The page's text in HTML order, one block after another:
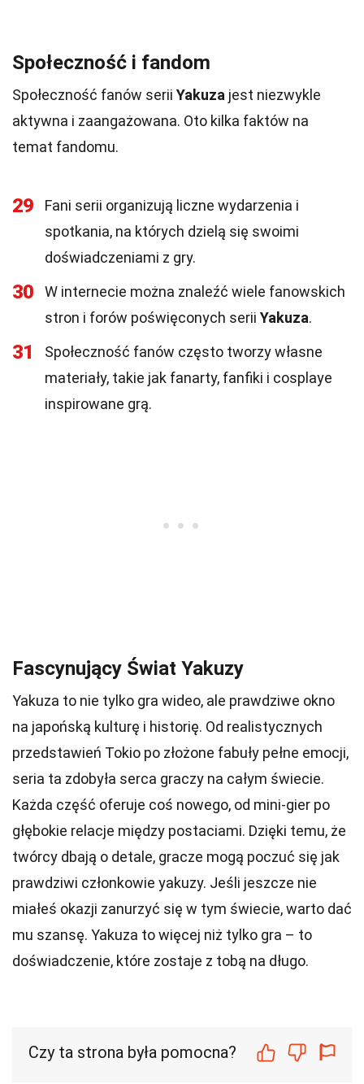
Społeczność i fandom
Społeczność fanów serii Yakuza jest niezwykle
aktywna i zaangażowana. Oto kilka faktów na
temat fandomu.
29
Fani serii organizują liczne wydarzenia i
spotkania, na których dzielą się swoimi
doświadczeniami z gry.
30
W internecie można znaleźć wiele fanowskich
stron i forów poświęconych serii Yakuza.
31
Społeczność fanów często tworzy własne
materiały, takie jak fanarty, fanfiki i cosplaye
inspirowane grą.
Fascynujący Świat Yakuzy
Yakuza to nie tylko gra wideo, ale prawdziwe okno
na japońską kulturę i historię. Od realistycznych
przedstawień Tokio po złożone fabuły pełne emocji,
seria ta zdobyła serca graczy na całym świecie.
Każda część oferuje coś nowego, od mini-gier po
głębokie relacje między postaciami. Dzięki temu, że
twórcy dbają o detale, gracze mogą poczuć się jak
prawdziwi członkowie yakuzy. Jeśli jeszcze nie
miałeś okazji zanurzyć się w tym świecie, warto dać
mu szansę. Yakuza to więcej niż tylko gra – to
doświadczenie, które zostaje z tobą na długo.
Czy ta strona była pomocna?